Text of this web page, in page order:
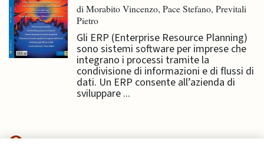
di Morabito Vincenzo, Pace Stefano, Previtali
Pietro
Gli ERP (Enterprise Resource Planning)
sono sistemi software per imprese che
integrano i processi tramite la
condivisione di informazioni e di flussi di
dati. Un ERP consente all’azienda di
sviluppare ...